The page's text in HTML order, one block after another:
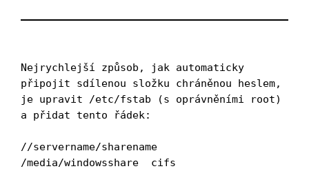
Nejrychlejší způsob, jak automaticky
připojit sdílenou složku chráněnou heslem,
je upravit /etc/fstab (s oprávněními root)
a přidat tento řádek:
//servername/sharename
/media/windowsshare  cifs